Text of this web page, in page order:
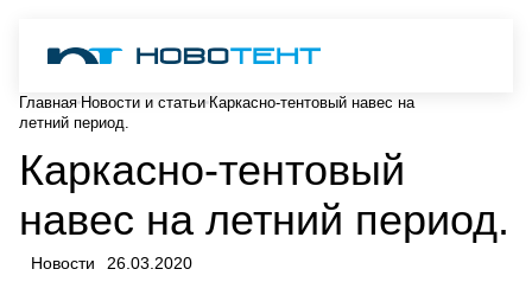
Главная Новости и статьи Каркасно-тентовый навес на
летний период.
Каркасно-тентовый
навес на летний период.
Новости 26.03.2020